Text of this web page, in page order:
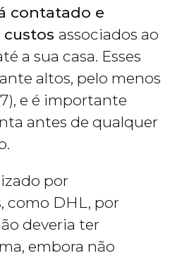
contatado e
associados ao
a sua casa. Esses
altos, pelo menos
e é importante
antes de qualquer
por
como DHL, por
deveria ter
embora não